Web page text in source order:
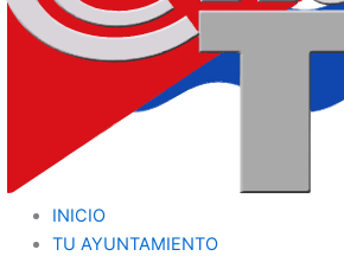
INICIO
TU AYUNTAMIENTO